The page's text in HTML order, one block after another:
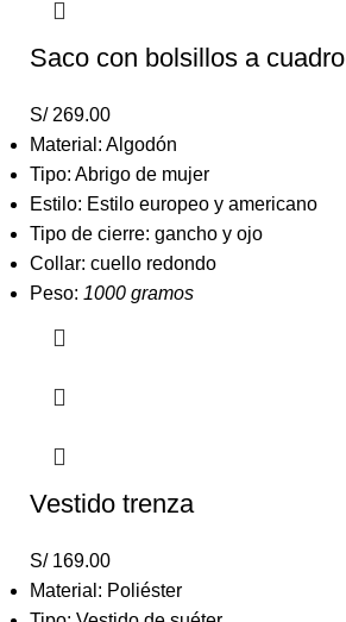
Saco con bolsillos a cuadro
S/269.00
Material: Algodón
Tipo: Abrigo de mujer
Estilo: Estilo europeo y americano
Tipo de cierre: gancho y ojo
Collar: cuello redondo
Peso: 1000 gramos
Vestido trenza
S/169.00
Material: Poliéster